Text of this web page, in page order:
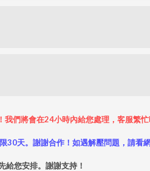
們將會在24小時內給您處理，客服繁忙
30天。謝謝合作！如遇解壓問題，請看網
給您安排。謝謝支持！